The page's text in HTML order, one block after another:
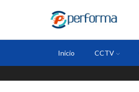
Inicio CCTV